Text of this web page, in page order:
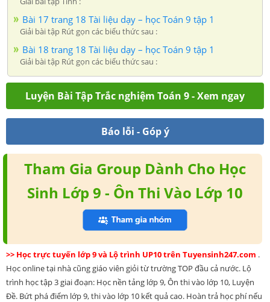
Bài 17 trang 18 Tài liệu dạy – học Toán 9 tập 1
Giải bài tập Rút gọn các biểu thức sau :
Bài 18 trang 18 Tài liệu dạy – học Toán 9 tập 1
Giải bài tập Rút gọn các biểu thức sau :
Luyện Bài Tập Trắc nghiệm Toán 9 - Xem ngay
Báo lỗi - Góp ý
Tham Gia Group Dành Cho Học
Sinh Lớp 9 - Ôn Thi Vào Lớp 10
>> Học trực tuyến lớp 9 và Lộ trình UP10 trên Tuyensinh247.com .
Học online tại nhà cũng giáo viên giỏi từ trường TOP đầu cả nước. Lộ
trình học tập 3 giai đoạn: Học nền tảng lớp 9, Ôn thi vào lớp 10, Luyện
Đề. Bứt phá điểm lớp 9, thi vào lớp 10 kết quả cao. Hoàn trả học phí nếu